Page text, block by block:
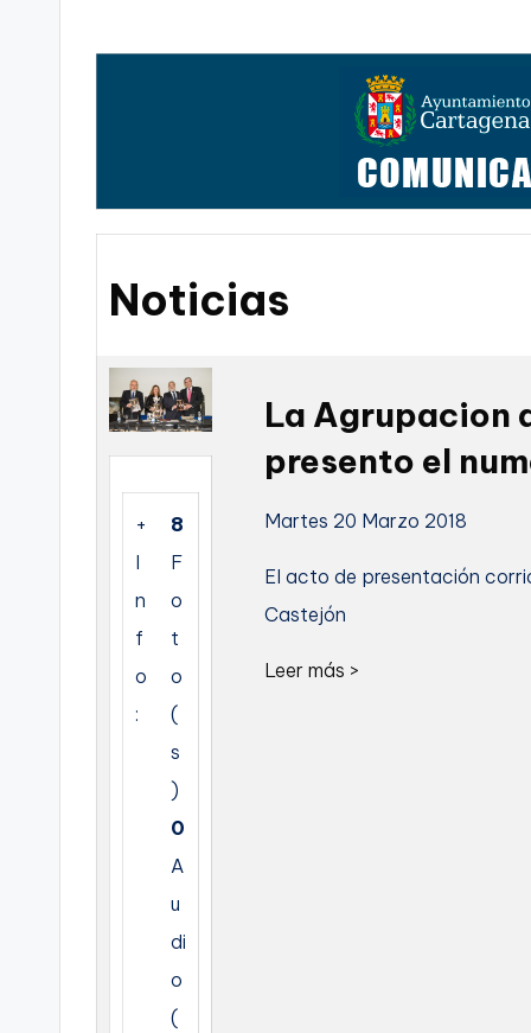
Noticias
+
I
n
f
o
:
8
F
o
t
o
(
s
)
0
A
u
di
o
(
La Agrupacion
presento el
Martes 20 Marzo 2018
El acto de presentación
Castejón
Leer más >